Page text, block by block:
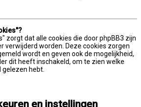
zorgt dat alle cookies die door phpBB3 zijn
verwijderd worden. Deze cookies zorgen
wordt en geven ook de mogelijkheid,
dit heeft inschakeld, om te zien welke
hebt.
en instellingen